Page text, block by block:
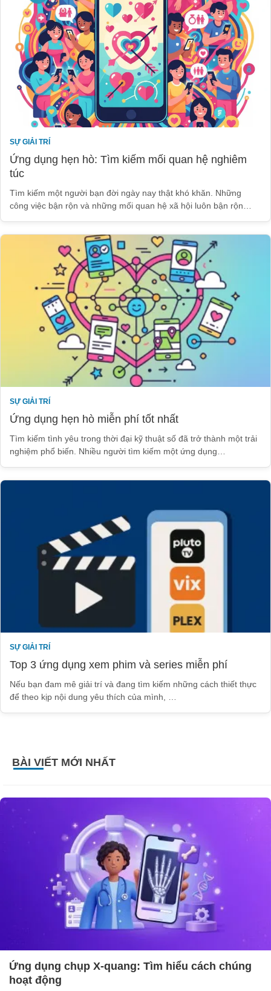
SỰ GIẢI TRÍ
Ứng dụng hẹn hò: Tìm kiếm mối quan hệ nghiêm
túc
Tìm kiếm một người bạn đời ngày nay thật khó khăn. Những
công việc bận rộn và những mối quan hệ xã hội luôn bận rộn…
SỰ GIẢI TRÍ
Ứng dụng hẹn hò miễn phí tốt nhất
Tìm kiếm tình yêu trong thời đại kỹ thuật số đã trở thành một trải
nghiệm phổ biến. Nhiều người tìm kiếm một ứng dụng…
SỰ GIẢI TRÍ
Top 3 ứng dụng xem phim và series miễn phí
Nếu bạn đam mê giải trí và đang tìm kiếm những cách thiết thực
để theo kịp nội dung yêu thích của mình, …
BÀI VIẾT MỚI NHẤT
Ứng dụng chụp X-quang: Tìm hiểu cách chúng
hoạt động